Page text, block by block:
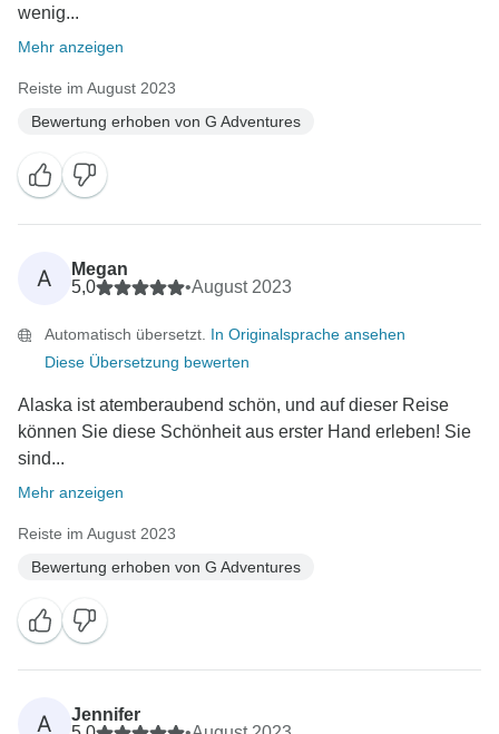
wenig...
Mehr anzeigen
Reiste im August 2023
Bewertung erhoben von G Adventures
A
Megan
5,0
•August 2023
Automatisch übersetzt. In Originalsprache ansehen
Diese Übersetzung bewerten
Alaska ist atemberaubend schön, und auf dieser Reise
können Sie diese Schönheit aus erster Hand erleben! Sie
sind...
Mehr anzeigen
Reiste im August 2023
Bewertung erhoben von G Adventures
A
Jennifer